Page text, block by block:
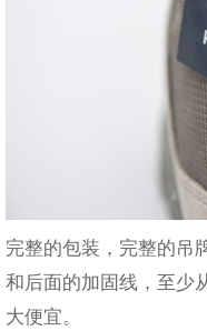
完整的包装，完整的吊
和后面的加固线，至少
大便宜。